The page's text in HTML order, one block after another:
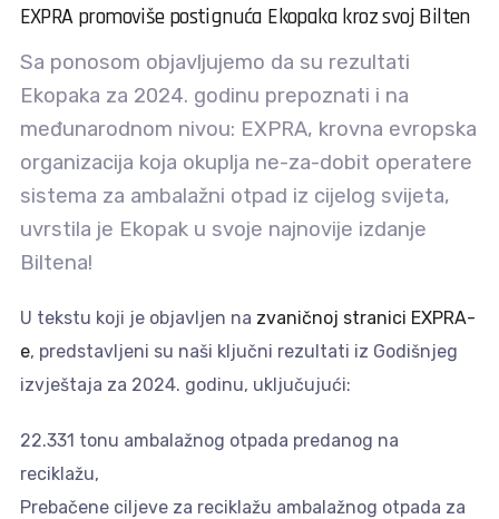
EXPRA promoviše postignuća Ekopaka kroz svoj Bilten
Sa ponosom objavljujemo da su rezultati
Ekopaka za 2024. godinu prepoznati i na
međunarodnom nivou: EXPRA, krovna evropska
organizacija koja okuplja ne-za-dobit operatere
sistema za ambalažni otpad iz cijelog svijeta,
uvrstila je Ekopak u svoje najnovije izdanje
Biltena!
U tekstu koji je objavljen na zvaničnoj stranici EXPRA-
e, predstavljeni su naši ključni rezultati iz Godišnjeg
izvještaja za 2024. godinu, uključujući:
22.331 tonu ambalažnog otpada predanog na
reciklažu,
Prebačene ciljeve za reciklažu ambalažnog otpada za